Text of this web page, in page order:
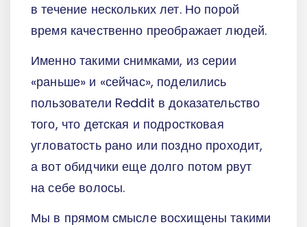
в течение нескольких лет. Но порой
время качественно преображает людей.
Именно такими снимками, из серии
«раньше» и «сейчас», поделились
пользователи Reddit в доказательство
того, что детская и подростковая
угловатость рано или поздно проходит,
а вот обидчики еще долго потом рвут
на себе волосы.
Мы в прямом смысле восхищены такими